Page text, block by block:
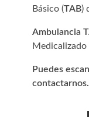
Básico (TAB)
Ambulancia
Medicalizado
Puedes
contactarnos.